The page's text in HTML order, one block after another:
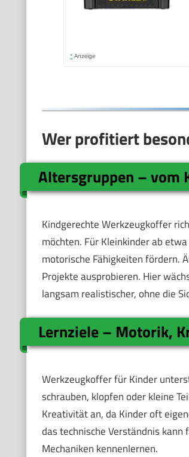
* Anzeige
Wer profitiert
Altersgruppen – vom
Kindgerechte Werkzeugkoffer
möchten. Für Kleinkinder ab
motorische Fähigkeiten fördern.
Projekte ausprobieren. Hier
langsam realistischer, ohne die
Lernziele – Motorik,
Werkzeugkoffer für Kinder
schrauben, klopfen oder kleine
Kreativität an, da Kinder oft
das technische Verständnis
Mechaniken kennenlernen.